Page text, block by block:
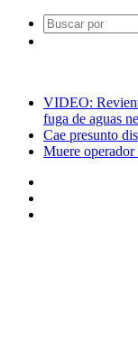
VIDEO:
fuga de aguas
Cae presunto
Muere